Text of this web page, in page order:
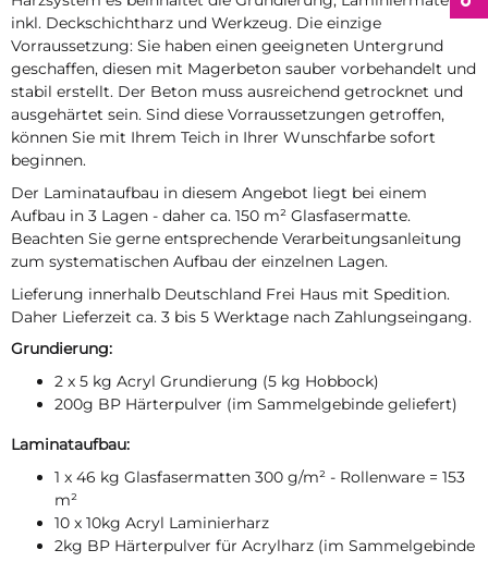
inkl. Deckschichtharz und Werkzeug. Die einzige
Vorraussetzung: Sie haben einen geeigneten Untergrund
geschaffen, diesen mit Magerbeton sauber vorbehandelt und
stabil erstellt. Der Beton muss ausreichend getrocknet und
ausgehärtet sein. Sind diese Vorraussetzungen getroffen,
können Sie mit Ihrem Teich in Ihrer Wunschfarbe sofort
beginnen.
Der Laminataufbau in diesem Angebot liegt bei einem
Aufbau in 3 Lagen - daher ca. 150 m² Glasfasermatte.
Beachten Sie gerne entsprechende Verarbeitungsanleitung
zum systematischen Aufbau der einzelnen Lagen.
Lieferung innerhalb Deutschland Frei Haus mit Spedition.
Daher Lieferzeit ca. 3 bis 5 Werktage nach Zahlungseingang.
Grundierung:
2 x 5 kg Acryl Grundierung (5 kg Hobbock)
200g BP Härterpulver (im Sammelgebinde geliefert)
Laminataufbau:
1 x 46 kg Glasfasermatten 300 g/m² - Rollenware = 153
m²
10 x 10kg Acryl Laminierharz
2kg BP Härterpulver für Acrylharz (im Sammelgebinde